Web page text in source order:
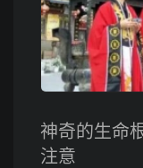
神奇的生命
注意